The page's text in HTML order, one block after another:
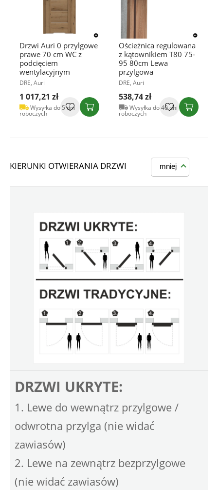
Drzwi Auri 0 przylgowe
prawe 70 cm WC z
podcięciem
wentylacyjnym
DRE, Auri
1 017,21 zł
Wysyłka do 5 dni
roboczych
Ościeżnica regulowana
z kątownikiem T80 75-
95 80cm Lewa
przylgowa
DRE, Auri
538,74 zł
Wysyłka do 40 dni
roboczych
KIERUNKI OTWIERANIA DRZWI mniej
DRZWI UKRYTE:
1. Lewe do wewnątrz przylgowe /
odwrotna przylga (nie widać
zawiasów)
2. Lewe na zewnątrz bezprzylgowe
(nie widać zawiasów)